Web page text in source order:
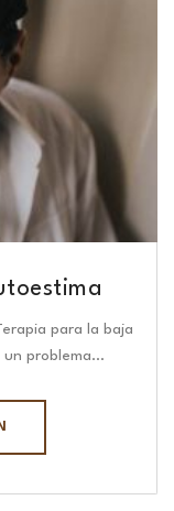
para la baja
un problema…